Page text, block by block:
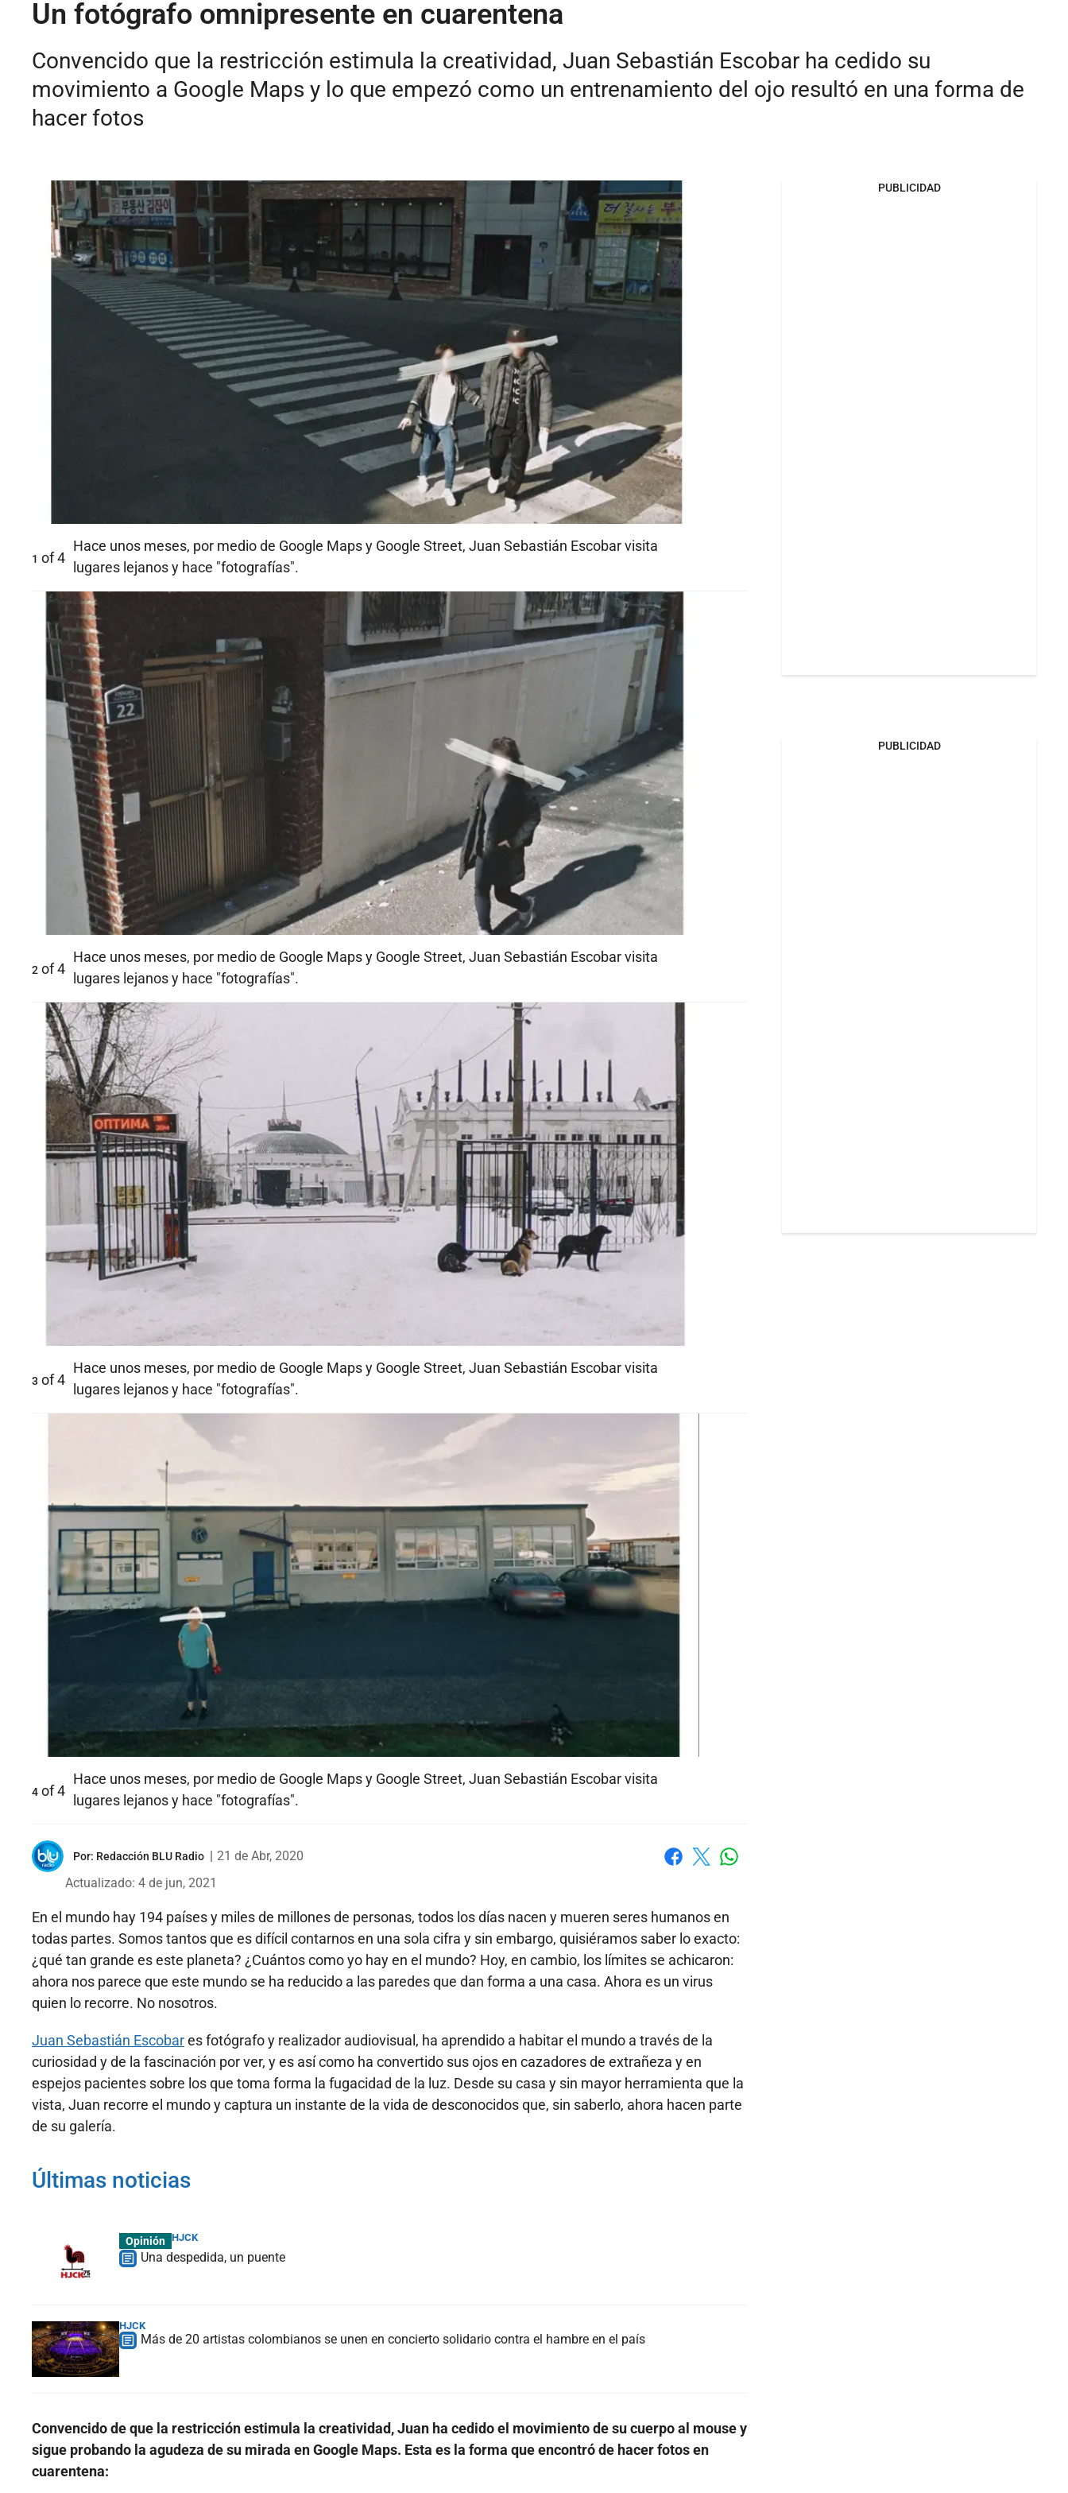
Un fotógrafo omnipresente en cuarentena
Convencido que la restricción estimula la creatividad, Juan Sebastián Escobar ha cedido su
movimiento a Google Maps y lo que empezó como un entrenamiento del ojo resultó en una forma de
hacer fotos
1 of4
Hace unos meses, por medio de Google Maps y Google Street, Juan Sebastián Escobar visita
lugares lejanos y hace "fotografías".
2 of4
Hace unos meses, por medio de Google Maps y Google Street, Juan Sebastián Escobar visita
lugares lejanos y hace "fotografías".
3 of4
Hace unos meses, por medio de Google Maps y Google Street, Juan Sebastián Escobar visita
lugares lejanos y hace "fotografías".
4 of4
Hace unos meses, por medio de Google Maps y Google Street, Juan Sebastián Escobar visita
lugares lejanos y hace "fotografías".
Por: Redacción BLU Radio | 21 de Abr, 2020
Actualizado: 4 de jun, 2021
En el mundo hay 194 países y miles de millones de personas, todos los días nacen y mueren seres humanos en
todas partes. Somos tantos que es difícil contarnos en una sola cifra y sin embargo, quisiéramos saber lo exacto:
¿qué tan grande es este planeta? ¿Cuántos como yo hay en el mundo? Hoy, en cambio, los límites se achicaron:
ahora nos parece que este mundo se ha reducido a las paredes que dan forma a una casa. Ahora es un virus
quien lo recorre. No nosotros.
Juan Sebastián Escobares fotógrafo y realizador audiovisual, ha aprendido a habitar el mundo a través de la
curiosidad y de la fascinación por ver, y es así como ha convertido sus ojos en cazadores de extrañeza y en
espejos pacientes sobre los que toma forma la fugacidad de la luz. Desde su casa y sin mayor herramienta que la
vista, Juan recorre el mundo y captura un instante de la vida de desconocidos que, sin saberlo, ahora hacen parte
de su galería.
Últimas noticias
Opinión HJCK
Una despedida, un puente
HJCK
Más de 20 artistas colombianos se unen en concierto solidario contra el hambre en el país
Convencido de que la restricción estimula la creatividad, Juan ha cedido el movimiento de su cuerpo al mouse y
sigue probando la agudeza de su mirada en Google Maps. Esta es la forma que encontró de hacer fotos en
cuarentena:
PUBLICIDAD
PUBLICIDAD